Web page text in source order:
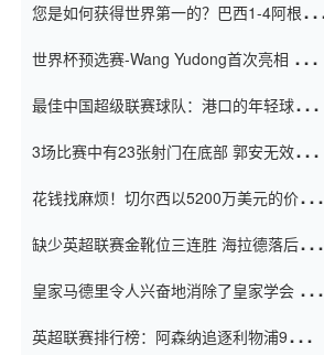
您是如何获得世界第一的？巴西1-4阿根
世界杯预选赛-Wang Yudong首次亮相 中国
最佳中国超级联赛球队：港口的年轻球员在
（Taishan）
3场比赛中有23张射门在底部 郭安无效传球
花钱找麻烦！切尔西以5200万美元的价格
窗口
缺少英超联赛金靴位三连胜 海拉德落后6球
皇家马德里令人兴奋地消除了皇家学会 安
英超联赛排行榜：阿森纳追逐利物浦9分 曼